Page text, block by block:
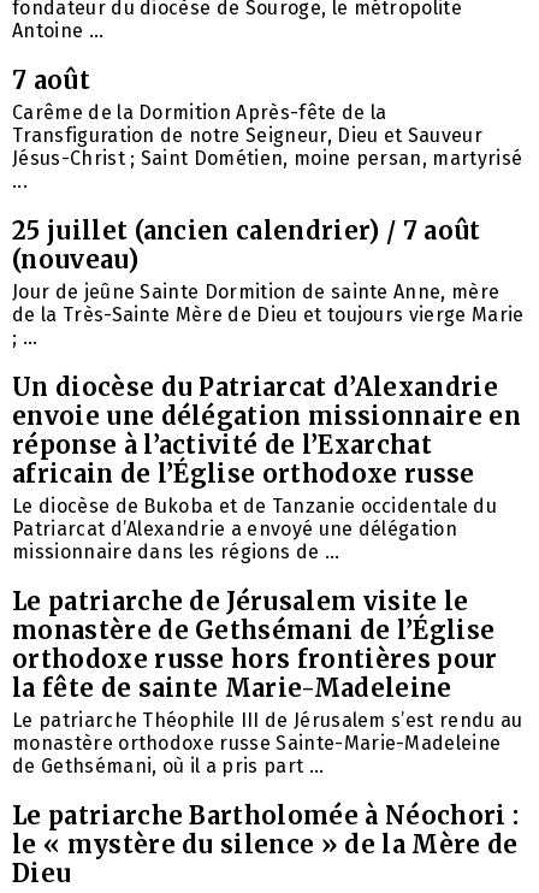
fondateur du diocèse de Souroge, le métropolite
Antoine ...
7 août
Carême de la Dormition Après-fête de la
Transfiguration de notre Seigneur, Dieu et Sauveur
Jésus-Christ ; Saint Dométien, moine persan, martyrisé
...
25 juillet (ancien calendrier) / 7 août
(nouveau)
Jour de jeûne Sainte Dormition de sainte Anne, mère
de la Très-Sainte Mère de Dieu et toujours vierge Marie
; ...
Un diocèse du Patriarcat d’Alexandrie
envoie une délégation missionnaire en
réponse à l’activité de l’Exarchat
africain de l’Église orthodoxe russe
Le diocèse de Bukoba et de Tanzanie occidentale du
Patriarcat d’Alexandrie a envoyé une délégation
missionnaire dans les régions de ...
Le patriarche de Jérusalem visite le
monastère de Gethsémani de l’Église
orthodoxe russe hors frontières pour
la fête de sainte Marie-Madeleine
Le patriarche Théophile III de Jérusalem s’est rendu au
monastère orthodoxe russe Sainte-Marie-Madeleine
de Gethsémani, où il a pris part ...
Le patriarche Bartholomée à Néochori :
le « mystère du silence » de la Mère de
Dieu